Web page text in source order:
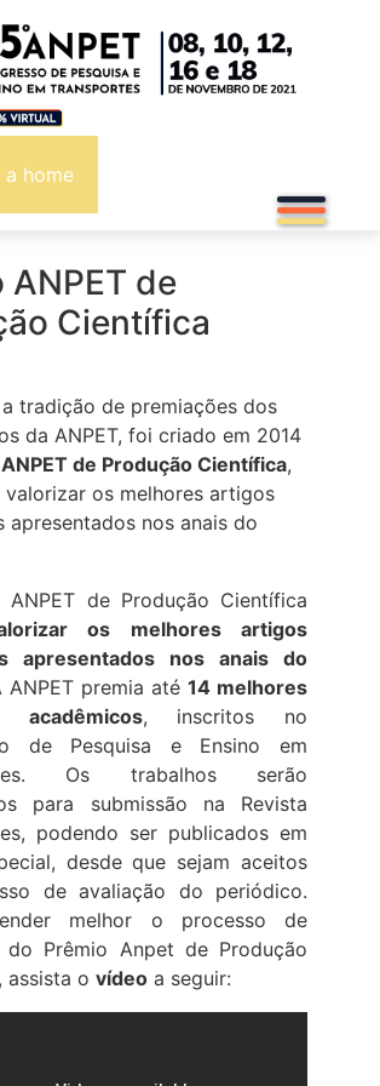
home
ANPET de
Científica
tradição de premiações dos
da ANPET, foi criado em 2014
de Produção Científica,
valorizar os melhores artigos
apresentados nos anais do
ANPET de Produção Científica
os melhores artigos
apresentados nos anais do
ANPET premia até 14 melhores
acadêmicos, inscritos no
de Pesquisa e Ensino em
Os trabalhos serão
para submissão na Revista
podendo ser publicados em
desde que sejam aceitos
de avaliação do periódico.
melhor o processo de
do Prêmio Anpet de Produção
assista o vídeo a seguir: